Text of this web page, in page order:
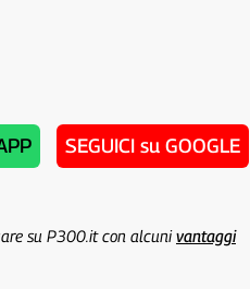
SEGUICI su GOOGLE
su P300.it con alcunivantaggi